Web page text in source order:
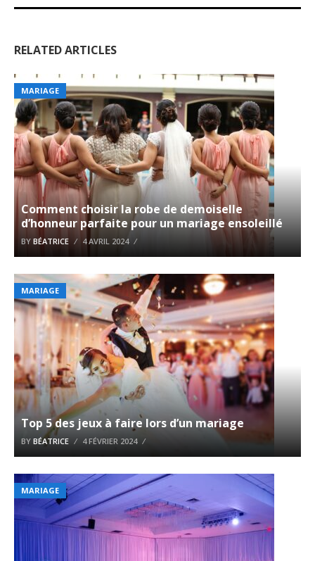
RELATED ARTICLES
MARIAGE
Comment choisir la robe de demoiselle
d’honneur parfaite pour un mariage ensoleillé
BY BÉATRICE 4 AVRIL 2024
MARIAGE
Top 5 des jeux à faire lors d’un mariage
BY BÉATRICE 4 FÉVRIER 2024
MARIAGE